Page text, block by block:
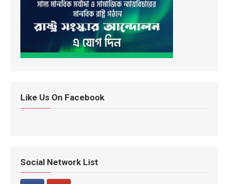
Like Us On Facebook
Social Network List